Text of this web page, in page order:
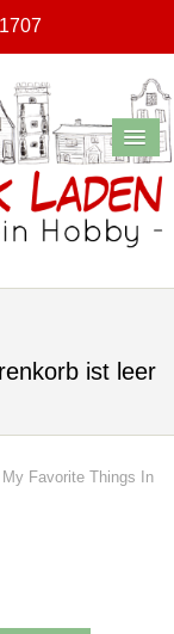
ist leer
My Favorite Things In